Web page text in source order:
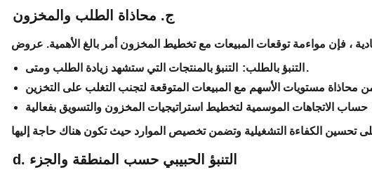
ج. محاذاة الطلب والمخزون
التنبؤ بالطلب: التنبؤ بالمنتجات التي ستشهد زيادة الطلب ومتى.
d. التنبؤ الحبيبي حسب المنطقة والجزء